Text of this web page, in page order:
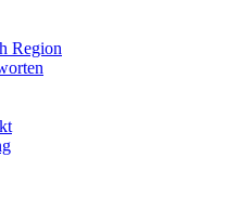
Region